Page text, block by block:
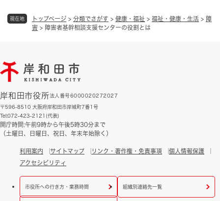
現在地 トップページ > 分類でさがす > 健康・福祉 > 福祉・健康・生活 > 障
害 > 障害者基幹相談支援センターの役割とは
岸和田市役所法人番号6000020272027
〒596-8510 大阪府岸和田市岸城町7番1号
Tel:072-423-2121(代表)
開庁時間:午前9時から午後5時30分まで
（土曜日、日曜日、祝日、年末年始除く）
利用案内 サイトマップ リンク・著作権・免責事項
個人情報保護
アクセシビリティ
市役所への行き方・業務時間 組織別連絡先一覧